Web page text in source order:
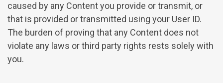
caused by any Content you provide or transmit, or
that is provided or transmitted using your User ID.
The burden of proving that any Content does not
violate any laws or third party rights rests solely with
you.